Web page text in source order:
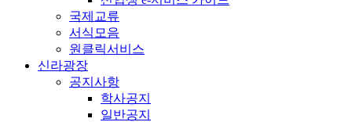
국제교류
서식모음
원클릭서비스
신라광장
공지사항
학사공지
일반공지